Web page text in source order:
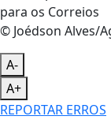
© Joédson Alves/
A-
A+
REPORTAR ERROS